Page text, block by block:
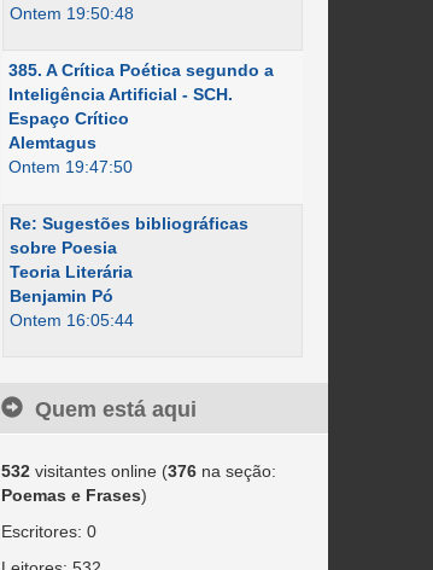
Ontem 19:50:48
385. A Crítica Poética segundo a
Inteligência Artificial - SCH.
Espaço Crítico
Alemtagus
Ontem 19:47:50
Re: Sugestões bibliográficas
sobre Poesia
Teoria Literária
Benjamin Pó
Ontem 16:05:44
Quem está aqui
532visitantes online (376na seção:
Poemas e Frases)
Escritores: 0